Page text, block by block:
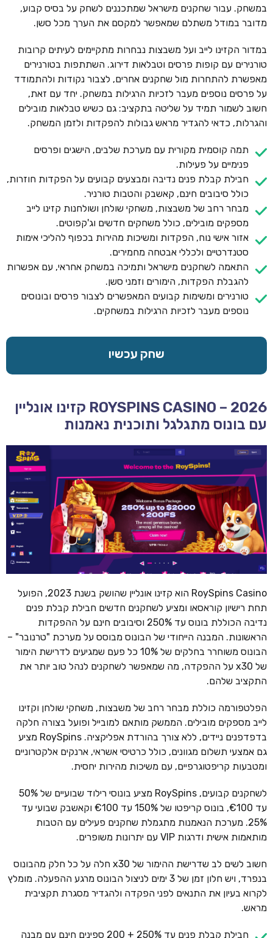
במשחק. עבור שחקנים מישראל שמתכננים לשחק על בסיס קבוע,
מדובר במודל משתלם שמאפשר למקסם את הערך מכל סשן.
במדור הקזינו לייב ועל משבצות נבחרות מתקיימים לעיתים קרובות
טורנירים עם קופות פרסים וטבלאות דירוג. השתתפות בטורנירים
מאפשרת להתחרות מול שחקנים אחרים, לצבור נקודות ולהתמודד
על פרסים נוספים מעבר לזכיות הרגילות במשחק. יחד עם זאת,
חשוב לשמור תמיד על שליטה בתקציב: גם כשיש טבלאות מובילים
והגרלות, כדאי להגדיר מראש גבולות להפקדות ולזמן המשחק.
תמה קוסמית מקורית עם מערכת שלבים, הישגים ופרסים
פנימיים על פעילות.
חבילת קבלת פנים נדיבה ומבצעים קבועים על הפקדות חוזרות,
כולל סיבובים חינם, קאשבק והטבות טורניר.
מבחר רחב של משבצות, משחקי שולחן ושולחנות קזינו לייב
מספקים מובילים, כולל משחקים חדשים וג'קפוטים.
אזור אישי נוח, הפקדות ומשיכות מהירות בכפוף להליכי אימות
סטנדרטיים ולכללי אבטחה מחמירים.
התאמה לשחקנים מישראל ותמיכה במשחק אחראי, עם אפשרות
להגבלת הפקדות, הימורים וזמני סשן.
טורנירים ומשימות קבועים המאפשרים לצבור פרסים ובונוסים
נוספים מעבר לזכיות הרגילות במשחקים.
שחק עכשיו
ROYSPINS CASINO – 2026 קזינו אונליין
עם בונוס מתגלגל ותוכנית נאמנות
RoySpins Casino הוא קזינו אונליין שהושק בשנת 2023, הפועל
תחת רישיון קוראסאו ומציע לשחקנים חדשים חבילת קבלת פנים
נדיבה הכוללת בונוס עד 250% וסיבובים חינם על ההפקדות
הראשונות. המבנה הייחודי של הבונוס מבוסס על מערכת "טרנובר" –
הבונוס משוחרר בחלקים של 10% כל פעם שמגיעים לדרישת הימור
של x30 על ההפקדה, מה שמאפשר לשחקנים לנהל טוב יותר את
התקציב שלהם.
הפלטפורמה כוללת מבחר רחב של משבצות, משחקי שולחן וקזינו
לייב מספקים מובילים. הממשק מותאם למובייל ופועל בצורה חלקה
בדפדפנים ניידים, ללא צורך בהורדת אפליקציה. RoySpins מציע
גם אמצעי תשלום מגוונים, כולל כרטיסי אשראי, ארנקים אלקטרוניים
ומטבעות קריפטוגרפיים, עם משיכות מהירות יחסית.
לשחקנים קבועים, RoySpins מציע בונוסי רילוד שבועיים של 50%
עד €100, בונוס קריפטו של 150% עד €100 וקאשבק שבועי עד
25%. מערכת הנאמנות מתגמלת שחקנים פעילים עם הטבות
מותאמות אישית ודרגות VIP עם יתרונות משופרים.
חשוב לשים לב שדרישת ההימור של x30 חלה על כל חלק מהבונוס
בנפרד, ויש חלון זמן של 3 ימים לניצול הבונוס מרגע ההפעלה. מומלץ
לקרוא בעיון את התנאים לפני הפקדה ולהגדיר מסגרת תקציבית
מראש.
חבילת קבלת פנים עד 250% + 200 ספינים חינם עם מבנה